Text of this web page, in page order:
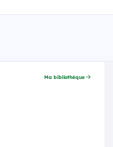
Ma bibliothèque